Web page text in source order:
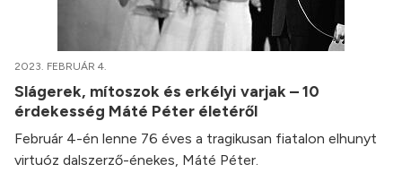
2023. FEBRUÁR 4.
Slágerek, mítoszok és erkélyi varjak – 10
érdekesség Máté Péter életéről
Február 4-én lenne 76 éves a tragikusan fiatalon elhunyt
virtuóz dalszerző-énekes, Máté Péter.